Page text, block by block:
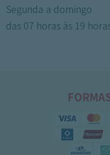
Segunda a domingo
das 07 horas às 19